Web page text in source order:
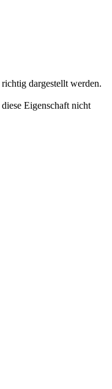
dargestellt werden.
Eigenschaft nicht